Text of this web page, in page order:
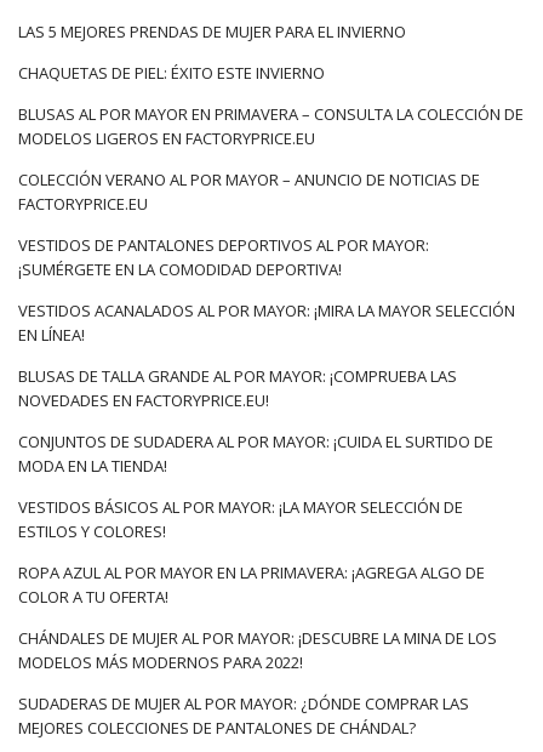
Moda básica: ¡la fuerza del estilo
radica en la simplicidad!
No se sabe a partir de hoy que los estilos de ropa simples y
LAS 5 MEJORES PRENDAS DE MUJER PARA EL INVIERNO
CHAQUETAS DE PIEL: ÉXITO ESTE INVIERNO
BLUSAS AL POR MAYOR EN PRIMAVERA – CONSULTA LA COLECCIÓN DE
MODELOS LIGEROS EN FACTORYPRICE.EU
COLECCIÓN VERANO AL POR MAYOR – ANUNCIO DE NOTICIAS DE
FACTORYPRICE.EU
VESTIDOS DE PANTALONES DEPORTIVOS AL POR MAYOR:
¡SUMÉRGETE EN LA COMODIDAD DEPORTIVA!
VESTIDOS ACANALADOS AL POR MAYOR: ¡MIRA LA MAYOR SELECCIÓN
EN LÍNEA!
BLUSAS DE TALLA GRANDE AL POR MAYOR: ¡COMPRUEBA LAS
NOVEDADES EN FACTORYPRICE.EU!
CONJUNTOS DE SUDADERA AL POR MAYOR: ¡CUIDA EL SURTIDO DE
MODA EN LA TIENDA!
VESTIDOS BÁSICOS AL POR MAYOR: ¡LA MAYOR SELECCIÓN DE
ESTILOS Y COLORES!
ROPA AZUL AL POR MAYOR EN LA PRIMAVERA: ¡AGREGA ALGO DE
COLOR A TU OFERTA!
CHÁNDALES DE MUJER AL POR MAYOR: ¡DESCUBRE LA MINA DE LOS
MODELOS MÁS MODERNOS PARA 2022!
SUDADERAS DE MUJER AL POR MAYOR: ¿DÓNDE COMPRAR LAS
MEJORES COLECCIONES DE PANTALONES DE CHÁNDAL?